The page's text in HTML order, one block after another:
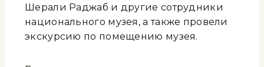
Шерали Раджаб и другие сотрудники
национального музея, а также провели
экскурсию по помещению музея.